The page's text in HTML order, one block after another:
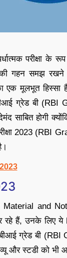
परीक्षा के
की गहन समझ
एक मूलभूत हिस्सा
ग्रेड बी (RBI
साबित होगी
2023 (RBI
and
रहे हैं, उनके लिए
ग्रेड बी
और स्टडी को भी